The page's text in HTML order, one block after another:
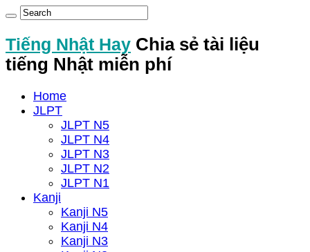
Tiếng Nhật Hay Chia sẻ tài liệu
tiếng Nhật miễn phí
Home
JLPT
JLPT N5
JLPT N4
JLPT N3
JLPT N2
JLPT N1
Kanji
Kanji N5
Kanji N4
Kanji N3